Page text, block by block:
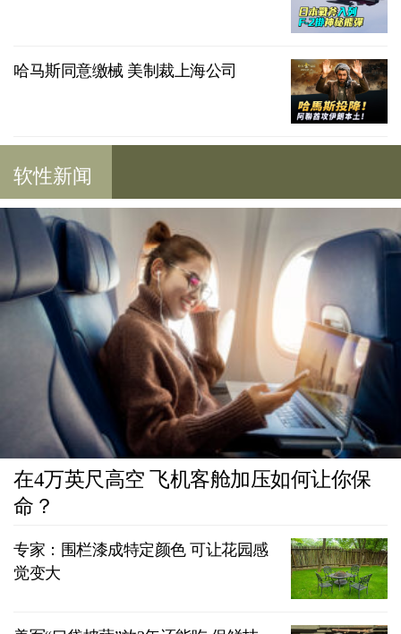
哈马斯同意缴械 美制裁上海公司
软性新闻
在4万英尺高空 飞机客舱加压如何让你保
命？
专家：围栏漆成特定颜色 可让花园感
觉变大